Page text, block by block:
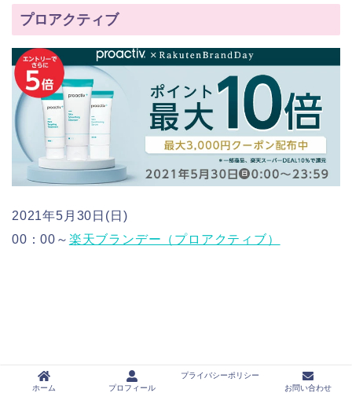
プロアクティブ
2021年5月30日(日)
00：00～ 楽天ブランデー（プロアクティブ）
ホーム プロフィール
プライバシーポリシー
お問い合わせ